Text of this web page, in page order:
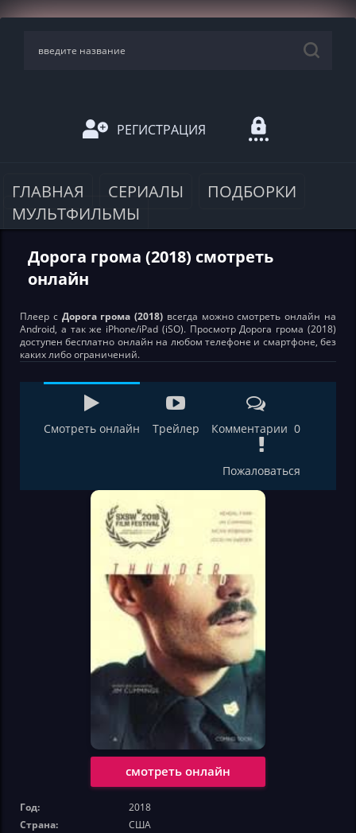
РЕГИСТРАЦИЯ
ГЛАВНАЯ СЕРИАЛЫ
ПОДБОРКИ
МУЛЬТФИЛЬМЫ
Дорога грома (2018) смотреть
онлайн
Плеер с Дорога грома (2018) всегда можно смотреть онлайн на
Android, а так же iPhone/iPad (iSO). Просмотр Дорога грома (2018)
доступен бесплатно онлайн на любом телефоне и смартфоне, без
каких либо ограничений.
Смотреть онлайн Трейлер Комментарии 0
Пожаловаться
смотреть онлайн
Год:
2018
Страна:
США